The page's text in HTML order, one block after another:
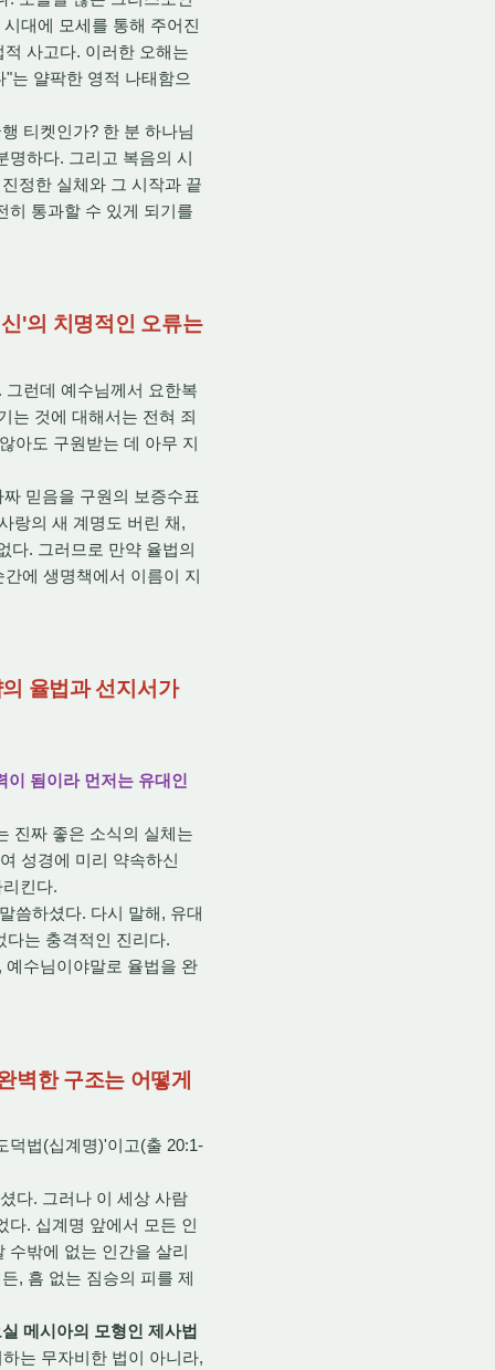
대에 모세를 통해 주어진
사고다. 이러한 오해는
는 얄팍한 영적 나태함으
티켓인가? 한 분 하나님
명하다. 그리고 복음의 시
정한 실체와 그 시작과 끝
히 통과할 수 있게 되기를
'의 치명적인 오류는
런데 예수님께서 요한복
는 것에 대해서는 전혀 죄
아도 구원받는 데 아무 지
믿음을 구원의 보증수표
랑의 새 계명도 버린 채,
다. 그러므로 만약 율법의
에 생명책에서 이름이 지
율법과 선지서가
됨이라 먼저는 유대인
진짜 좋은 소식의 실체는
성경에 미리 약속하신
킨다.
씀하셨다. 다시 말해, 유대
다는 충격적인 진리다.
수님이야말로 율법을 완
벽한 구조는 어떻게
덕법(십계명)'이고(출 20:1-
다. 그러나 이 세상 사람
다. 십계명 앞에서 모든 인
수밖에 없는 인간을 살리
, 흠 없는 짐승의 피를 제
메시아의 모형인 제사법
는 무자비한 법이 아니라,